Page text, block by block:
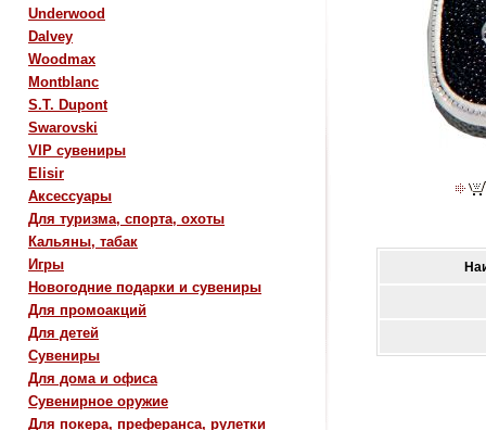
Underwood
Dalvey
Woodmax
Montblanc
S.T. Dupont
Swarovski
VIP сувениры
Elisir
Аксессуары
Для туризма, спорта, охоты
Кальяны, табак
Игры
Новогодние подарки и сувениры
Для промоакций
Для детей
Сувениры
Для дома и офиса
Сувенирное оружие
Для покера, преферанса, рулетки